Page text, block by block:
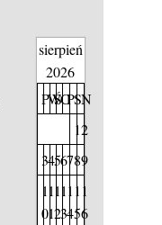
sierpień
2026
PW
ŚCPSN
12
3456789
1
0
1
1
1
2
1
3
1
4
1
5
1
6